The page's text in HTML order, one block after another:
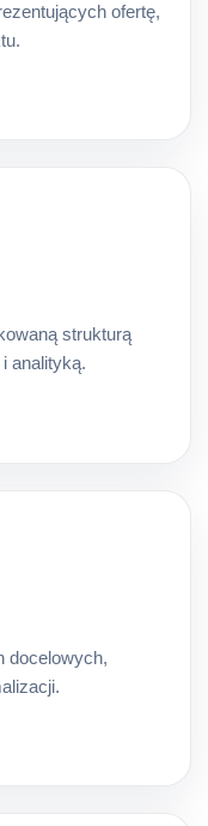
ofertę,
strukturą
analityką.
docelowych,